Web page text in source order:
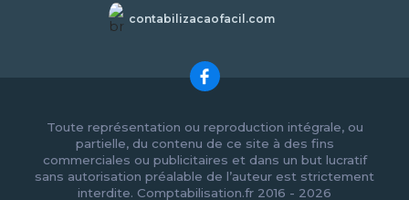
contabilizacaofacil.com
Toute représentation ou reproduction intégrale, ou
partielle, du contenu de ce site à des fins
commerciales ou publicitaires et dans un but lucratif
sans autorisation préalable de l’auteur est strictement
interdite. Comptabilisation.fr 2016 - 2026